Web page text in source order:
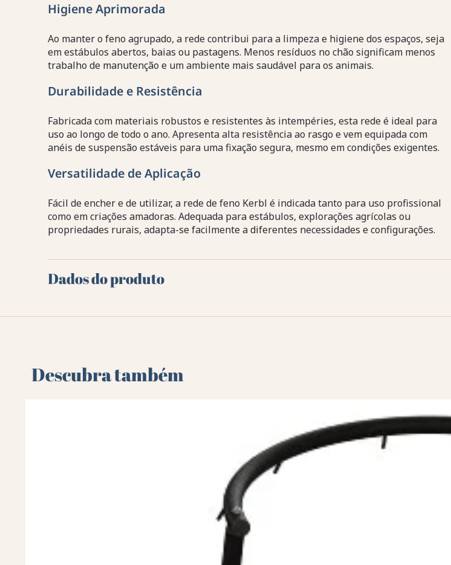
Higiene Aprimorada
Ao manter o feno agrupado, a rede contribui para a limpeza e higiene dos espaços, seja
em estábulos abertos, baias ou pastagens. Menos resíduos no chão significam menos
trabalho de manutenção e um ambiente mais saudável para os animais.
Durabilidade e Resistência
Fabricada com materiais robustos e resistentes às intempéries, esta rede é ideal para
uso ao longo de todo o ano. Apresenta alta resistência ao rasgo e vem equipada com
anéis de suspensão estáveis para uma fixação segura, mesmo em condições exigentes.
Versatilidade de Aplicação
Fácil de encher e de utilizar, a rede de feno Kerbl é indicada tanto para uso profissional
como em criações amadoras. Adequada para estábulos, explorações agrícolas ou
propriedades rurais, adapta-se facilmente a diferentes necessidades e configurações.
Dados do produto
Descubra também